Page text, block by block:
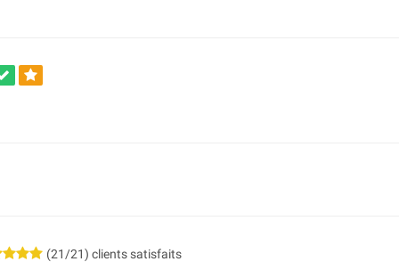
(21/21) clients satisfaits